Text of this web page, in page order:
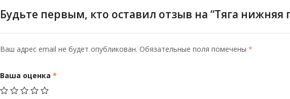
Будьте первым, кто оставил отзыв на “Тяга нижняя
Ваш адрес email не будет опубликован. Обязательные поля помечены *
Ваша оценка *